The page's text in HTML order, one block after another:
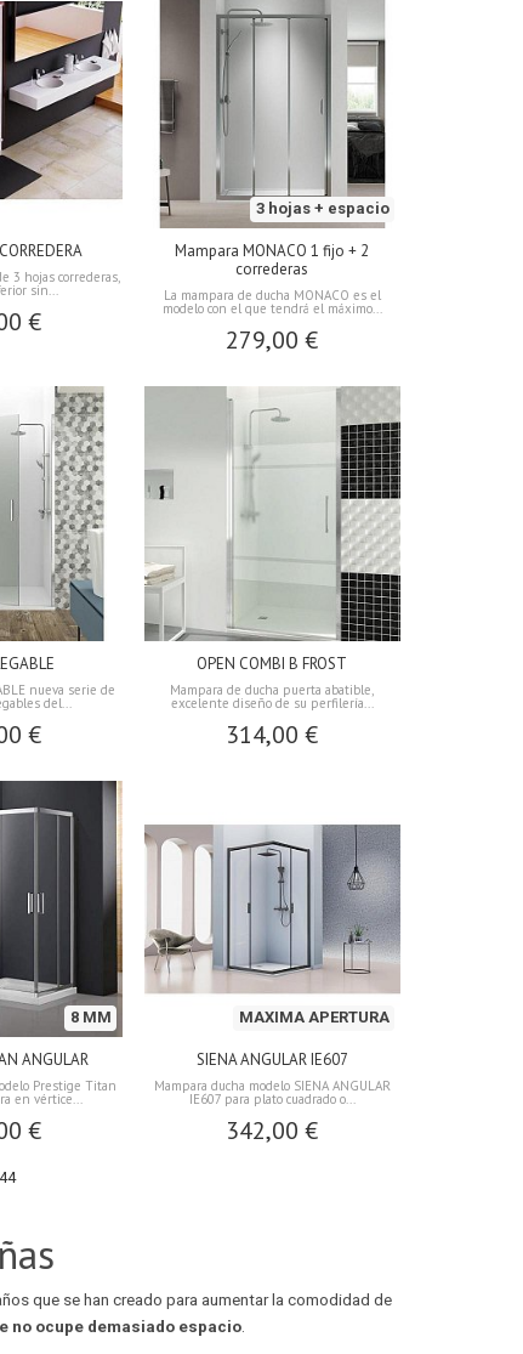
3 hojas correderas,
sin...
€
3 hojas + espacio
Mampara MONACO 1 fijo + 2
correderas
La mampara de ducha MONACO es el
modelo con el que tendrá el máximo...
279,00 €
nueva serie de
del...
€
OPEN COMBI B FROST
Mampara de ducha puerta abatible,
excelente diseño de su perfilería...
314,00 €
8 MM
ANGULAR
Prestige Titan
en vértice...
€
MAXIMA APERTURA
SIENA ANGULAR IE607
Mampara ducha modelo SIENA ANGULAR
IE607 para plato cuadrado o...
342,00 €
que se han creado para aumentar la comodidad de
no ocupe demasiado espacio.